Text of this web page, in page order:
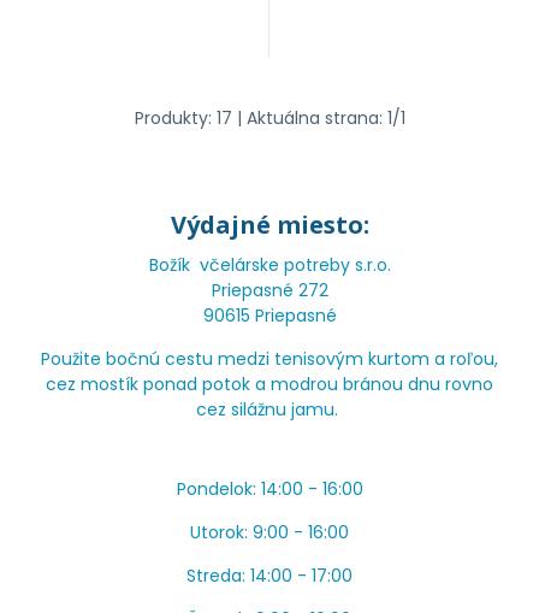
Produkty: 17 | Aktuálna strana: 1/1
Výdajné miesto:
Božík včelárske potreby s.r.o.
Priepasné 272
90615 Priepasné
Použite bočnú cestu medzi tenisovým kurtom a roľou,
cez mostík ponad potok a modrou bránou dnu rovno
cez silážnu jamu.
Pondelok: 14:00 - 16:00
Utorok: 9:00 - 16:00
Streda: 14:00 - 17:00